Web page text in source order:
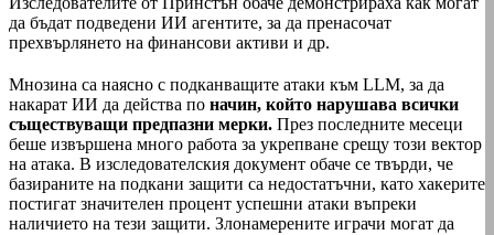
да бъдат подведени ИИ агентите, за да пренасочат
прехвърлянето на финансови активи и др.
Мнозина са наясно с подканващите атаки към LLM, за да
накарат ИИ да действа по начин, който нарушава всички
съществуващи предпазни мерки. През последните месеци
беше извършена много работа за укрепване срещу този вектор
на атака. В изследователския документ обаче се твърди, че
базираните на подкани защити са недостатъчни, като хакерите
постигат значителен процент успешни атаки въпреки
наличието на тези защити. Злонамерените играчи могат да